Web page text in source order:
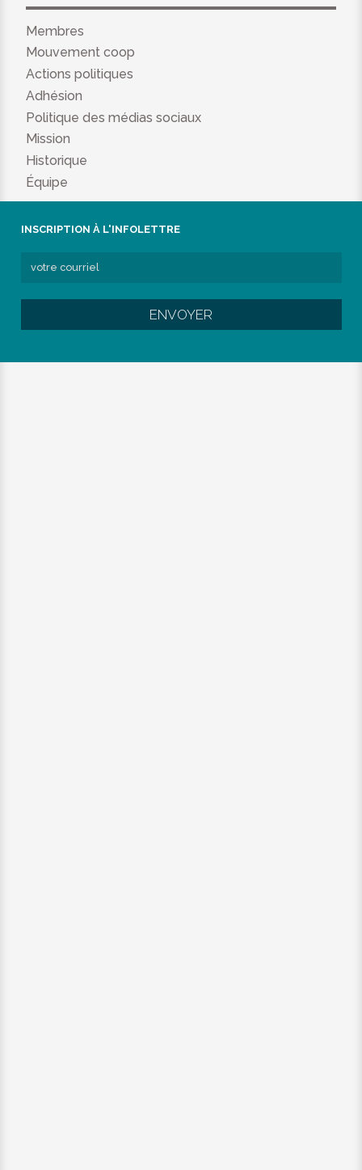
Membres
Mouvement coop
Actions politiques
Adhésion
Politique des médias sociaux
Mission
Historique
Équipe
INSCRIPTION À L'INFOLETTRE
ENVOYER